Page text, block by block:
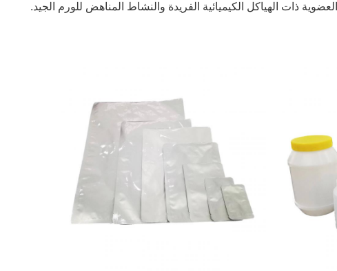
ذات الهياكل الكيميائية الفريدة والنشاط المناهض للورم الجيد.